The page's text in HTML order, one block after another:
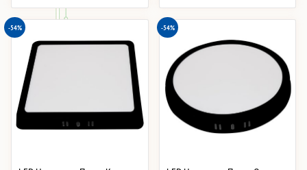
1,176 ден.540 ден.
1,828 ден.840
-54% -54%